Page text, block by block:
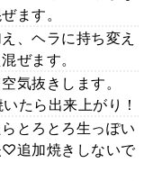
ます。
、ヘラに持ち変え
ぜます。
気抜きします。
たら出来上がり！
とろとろ生っぽい
♡追加焼きしないで